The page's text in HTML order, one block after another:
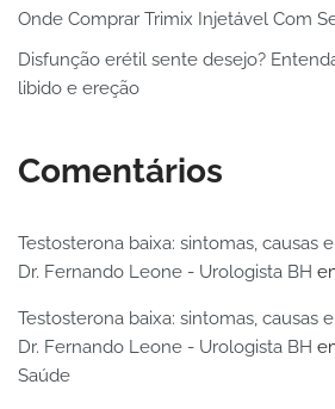
Onde Comprar Trimix Injetável Com
Disfunção erétil sente desejo?
libido e ereção
Comentários
Testosterona baixa: sintomas, causas
Dr. Fernando Leone - Urologista BH
Testosterona baixa: sintomas, causas
Dr. Fernando Leone - Urologista BH
Saúde